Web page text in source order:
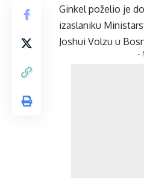
Ginkel poželio je
izaslaniku
Joshui Volzu u
-